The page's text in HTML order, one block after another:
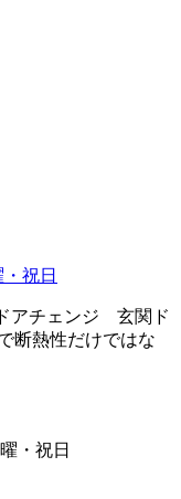
祝日
アチェンジ 玄関ド
断熱性だけではな
・祝日